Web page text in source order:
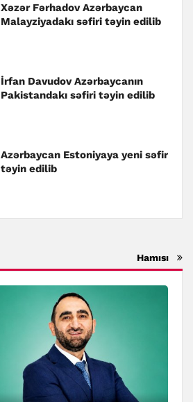
Xəzər Fərhadov Azərbaycan
Malayziyadakı səfiri təyin edilib
İrfan Davudov Azərbaycanın
Pakistandakı səfiri təyin edilib
Azərbaycan Estoniyaya yeni səfir
təyin edilib
Hamısı